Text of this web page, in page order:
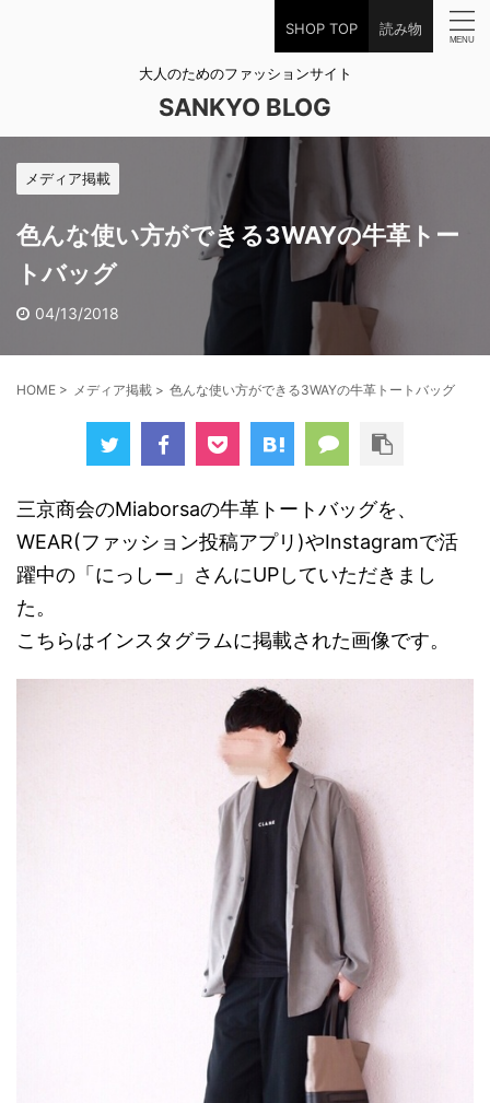
SHOP TOP 読み物
大人のためのファッションサイト
SANKYO BLOG
メディア掲載
色んな使い方ができる3WAYの牛革トー
トバッグ
04/13/2018
HOME > メディア掲載 > 色んな使い方ができる3WAYの牛革トートバッグ
三京商会のMiaborsaの牛革トートバッグを、
WEAR(ファッション投稿アプリ)やInstagramで活
躍中の「にっしー」さんにUPしていただきまし
た。
こちらはインスタグラムに掲載された画像です。